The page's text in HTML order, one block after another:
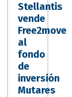
Stellantis
vende
Free2move
al
fondo
de
inversión
Mutares